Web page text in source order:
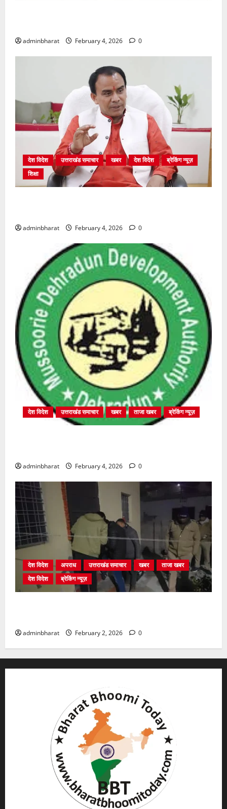
adminbharat February 4, 2026 0
देश विदेश उत्तराखंड समाचार खबर देश विदेश
ब्रेकिंग न्यूज़
शिक्षा
adminbharat February 4, 2026 0
देश विदेश उत्तराखंड समाचार खबर ताजा खबर ब्रेकिंग न्यूज़
adminbharat February 4, 2026 0
देश विदेश अपराध उत्तराखंड समाचार खबर
ताजा खबर
देश विदेश
ब्रेकिंग न्यूज़
adminbharat February 2, 2026 0